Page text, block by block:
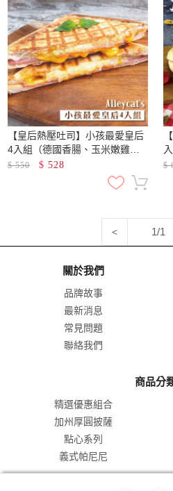
【皇后熱壓吐司】小孩最愛皇后
4入組（德國香腸、玉米嫩雞、
起士火腿、波隆那肉醬）
$550 $ 528 $
< 1/1
關於我們
品牌故事
最新消息
常見問題
聯絡我們
商品分
精選優惠組合
加州厚圓披薩
點心系列
義式帕尼尼